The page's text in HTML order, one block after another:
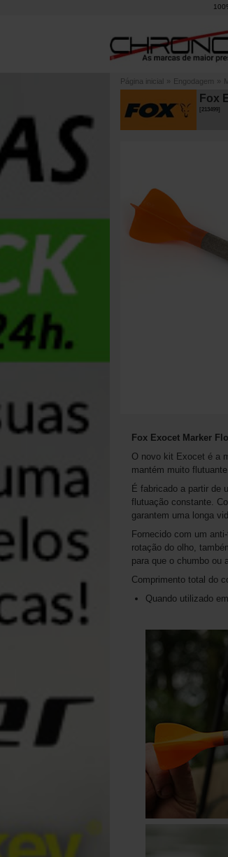
Página inicial » Engodagem »
Fox
213499]
Fox Exocet Marker
O novo kit Exocet é a
mantém muito flutuante.
É fabricado a partir de
flutuação constante.
garantem uma longa
Fornecido com um
rotação do olho,
para que o chumbo ou
Comprimento total do
Quando utilizado